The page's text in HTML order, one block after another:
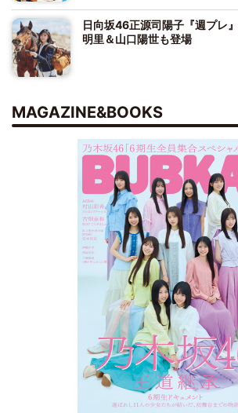
日向坂46正源司陽子『週プレ
明里＆山口陽世も登場
MAGAZINE&BOOKS